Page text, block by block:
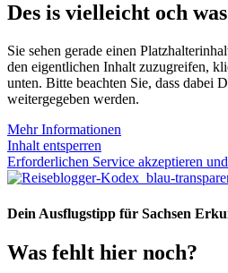
Des is vielleicht och
Sie sehen gerade einen
den eigentlichen Inhalt zuzugreifen,
unten. Bitte beachten Sie, dass dabei
weitergegeben werden.
Mehr Informationen
Inhalt entsperren
Erforderlichen Service akzeptieren
Dein Ausflugstipp für Sachsen
Was fehlt hier noch?